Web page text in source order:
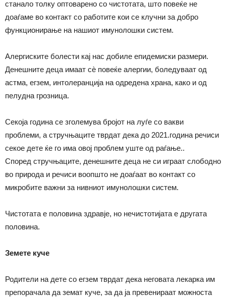
станало толку оптоварено со чистотата, што повеќе не
доаѓаме во контакт со работите кои се клучни за добро
функционирање на нашиот имунолошки систем.
Алергиските болести кај нас добиле епидемиски размери.
Денешните деца имаат сѐ повеќе алергии, боледуваат од
астма, егзем, интолеранција на одредена храна, како и од
пелудна грозница.
Секоја година се зголемува бројот на луѓе со вакви
проблеми, а стручњаците тврдат дека до 2021.година речиси
секое дете ќе го има овој проблем уште од раѓање..
Според стручњаците, денешните деца не си играат слободно
во природа и речиси воопшто не доаѓаат во контакт со
микробите важни за нивниот имунолошки систем.
Чистотата е половина здравје, но нечистотијата е другата
половина.
Земете куче
Родители на дете со егзем тврдат дека неговата лекарка им
препорачала да земат куче, за да ја превенираат можноста